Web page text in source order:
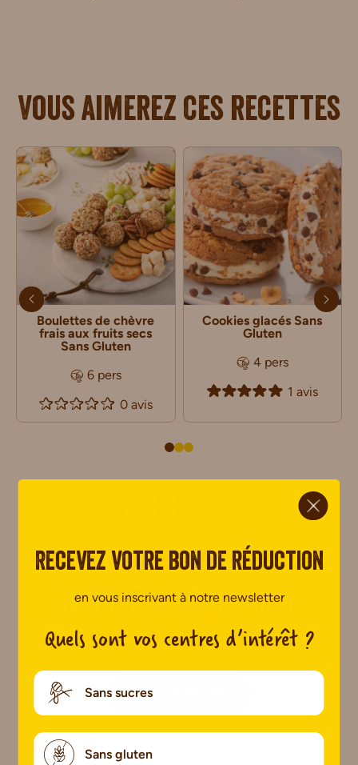
Vous aimerez ces recettes
Boulettes de chèvre
frais aux fruits secs
Sans Gluten
6 pers
0 avis
Cookies glacés Sans
Gluten
4 pers
1 avis
Ils en parlentmieux
nous
AJOUTER UN AVIS
Pas encore de commentaire.
Recevez votre bon de réduction
en vous inscrivant à notre newsletter
Quels sont vos centres d’intérêt ?
Sans sucres
Sans gluten